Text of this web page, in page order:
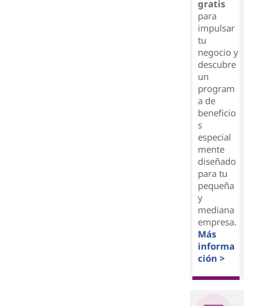
gratis
para
impulsar
tu
negocio y
descubre
un
program
a de
beneficio
s
especial
mente
diseñado
para tu
pequeña
y
mediana
empresa.
Más
informa
ción >